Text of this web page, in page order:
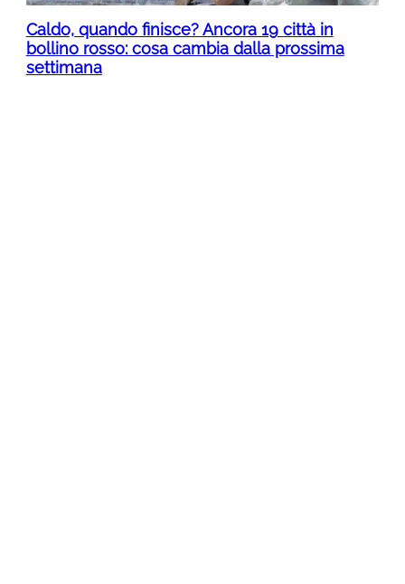
Caldo, quando finisce? Ancora 19 città in
bollino rosso: cosa cambia dalla prossima
settimana